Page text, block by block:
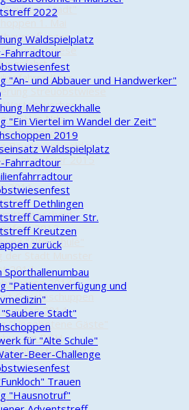
Stadt"
Streuobstwiese
Wartehäuschen
DGH in Nds.
Rauchwarnmelder
2015
2011
2012
"Alte Schule"
der Stadt Munster
2014
2014
Geräteschuppen
2014
"Ungebetene Gäste"
am DGH
2014
2022
Waldspielplatz
Fahrradtour
"An- und Abbauer und Handwerker"
Mehrzweckhalle
"Ein Viertel im Wandel der Zeit"
2019
Waldspielplatz
Fahrradtour
Dethlingen
Camminer Str.
Kreutzen
zurück
Sporthallenumbau
"Patientenverfügung und
Stadt"
für "Alte Schule"
Beer-Challenge
Trauen
"Hausnotruf"